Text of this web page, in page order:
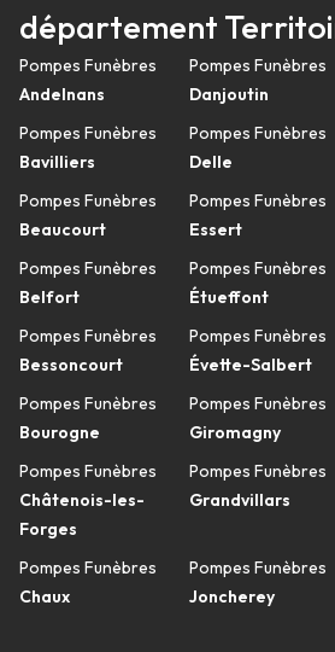
département
Pompes Funèbres
Andelnans
Pompes Funèbres
Bavilliers
Pompes Funèbres
Beaucourt
Pompes Funèbres
Belfort
Pompes Funèbres
Bessoncourt
Pompes Funèbres
Bourogne
Pompes Funèbres
Châtenois-les-
Forges
Pompes Funèbres
Chaux
Pompes Funèbres
Danjoutin
Pompes Funèbres
Delle
Pompes Funèbres
Essert
Pompes Funèbres
Étueffont
Pompes Funèbres
Évette-Salbert
Pompes Funèbres
Giromagny
Pompes Funèbres
Grandvillars
Pompes Funèbres
Joncherey